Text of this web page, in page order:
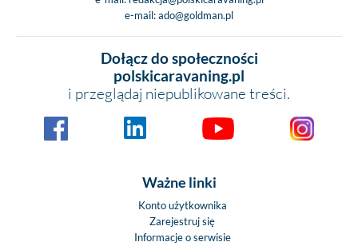
e-mail:ado@goldman.pl
Dołącz do społeczności
polskicaravaning.pl
i przeglądaj niepublikowane treści.
Ważne linki
Konto użytkownika
Zarejestruj się
Informacje o serwisie